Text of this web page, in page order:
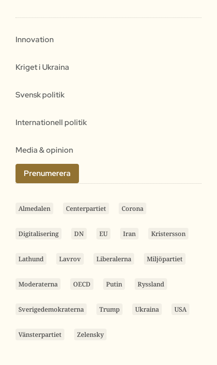
Innovation
Kriget i Ukraina
Svensk politik
Internationell politik
Media & opinion
Prenumerera
Almedalen Centerpartiet Corona
Digitalisering DN EU Iran Kristersson
Lathund Lavrov Liberalerna Miljöpartiet
Moderaterna OECD Putin Ryssland
Sverigedemokraterna Trump Ukraina USA
Vänsterpartiet Zelensky